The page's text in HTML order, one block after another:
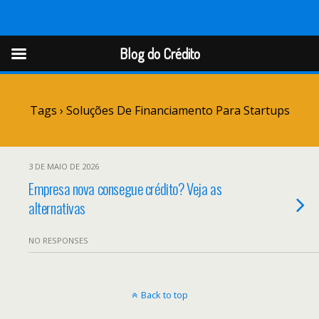
Blog do Crédito
Tags › Soluções De Financiamento Para Startups
3 DE MAIO DE 2026
Empresa nova consegue crédito? Veja as
alternativas
NO RESPONSES
Back to top
Blog do Crédito